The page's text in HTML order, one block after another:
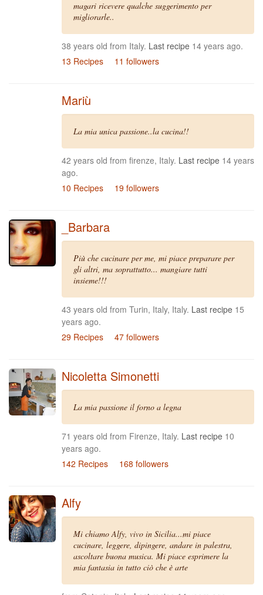
magari ricevere qualche suggerimento per
migliorarle..
38 years old from Italy. Last recipe 14 years ago.
13 Recipes
11 followers
Mariù
La mia unica passione..la cucina!!
42 years old from firenze, Italy. Last recipe 14 years
ago.
10 Recipes
19 followers
_Barbara
Più che cucinare per me, mi piace preparare per
gli altri, ma soprattutto... mangiare tutti
insieme!!!
43 years old from Turin, Italy, Italy. Last recipe 15
years ago.
29 Recipes
47 followers
Nicoletta Simonetti
La mia passione il forno a legna
71 years old from Firenze, Italy. Last recipe 10
years ago.
142 Recipes
168 followers
Alfy
Mi chiamo Alfy, vivo in Sicilia...mi piace
cucinare, leggere, dipingere, andare in palestra,
ascoltare buona musica. Mi piace esprimere la
mia fantasia in tutto ciò che è arte